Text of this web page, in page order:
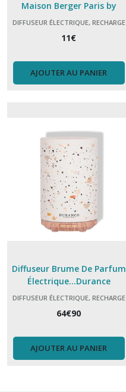
Maison Berger Paris by
Starck Peau de Pierre
DIFFUSEUR ÉLECTRIQUE, RECHARGE
11€
AJOUTER AU PANIER
Diffuseur Brume De Parfum
Électrique...Durance
DIFFUSEUR ÉLECTRIQUE, RECHARGE
64€90
AJOUTER AU PANIER